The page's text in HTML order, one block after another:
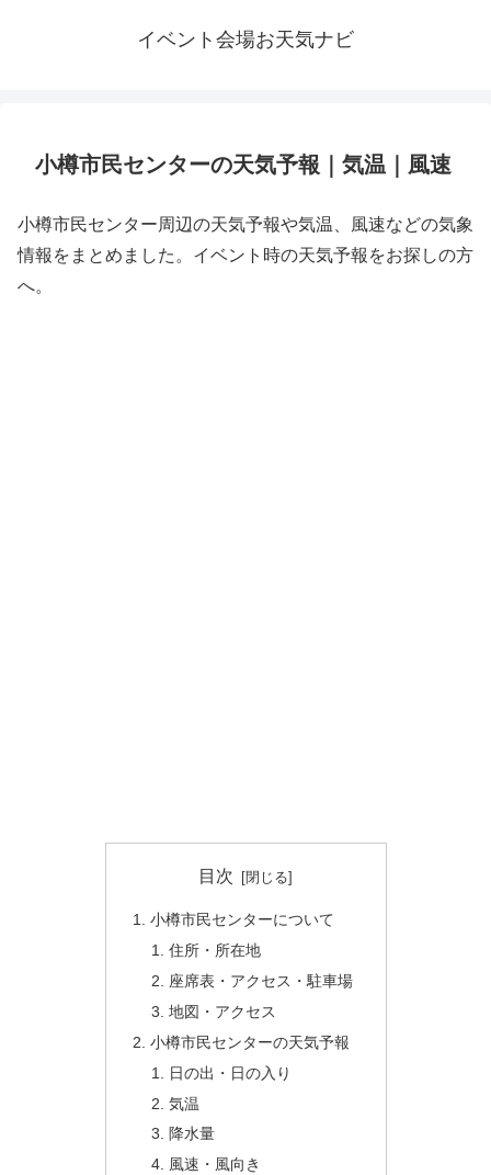
イベント会場お天気ナビ
小樽市民センターの天気予報｜気温｜風速
小樽市民センター周辺の天気予報や気温、風速などの気象
情報をまとめました。イベント時の天気予報をお探しの方
へ。
目次
小樽市民センターについて
住所・所在地
座席表・アクセス・駐車場
地図・アクセス
小樽市民センターの天気予報
日の出・日の入り
気温
降水量
風速・風向き